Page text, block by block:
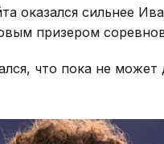
оказался сильнее
призером
что пока не